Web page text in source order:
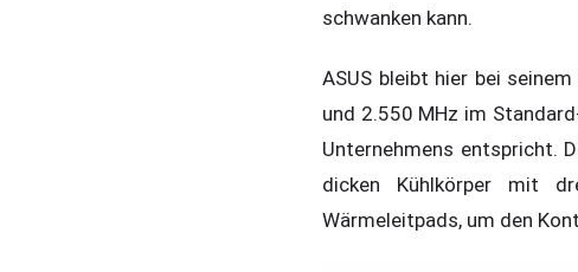
schwanken kann.
ASUS bleibt hier bei
und 2.550 MHz im
Unternehmens entspricht.
dicken Kühlkörper mit
Wärmeleitpads, um den